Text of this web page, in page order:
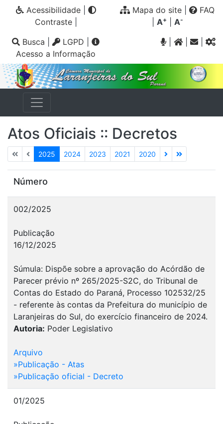
Acessibilidade|
Contraste|
Mapa do site
FAQ
A+ A-
Busca LGPD
Acesso a Informação
|
Atos Oficiais :: Decretos
2025 2024 2023 2021 2020
Número
002/2025
Publicação
16/12/2025
Súmula: Dispõe sobre a aprovação do Acórdão de
Parecer prévio nº 265/2025-S2C, do Tribunal de
Contas do Estado do Paraná, Processo 102532/25
- referente às contas da Prefeitura do município de
Laranjeiras do Sul, do exercício financeiro de 2024.
Autoria: Poder Legislativo
Arquivo
»Publicação - Atas
»Publicação oficial - Decreto
01/2025